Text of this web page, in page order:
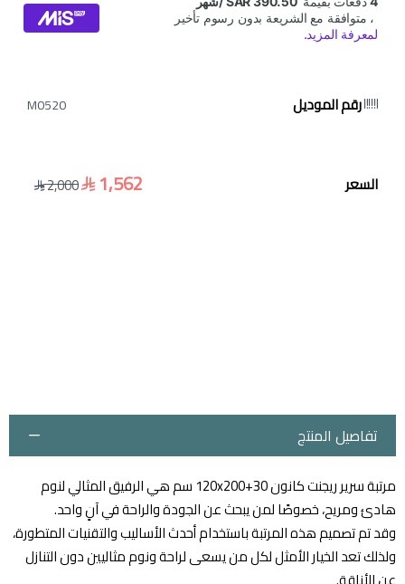
رقم الموديل M0520
السعر 1,562
2,000
تفاصيل المنتج
مرتبة سرير ريجنت كانون 120x200+30 سم هي الرفيق المثالي لنوم
هادئ ومريح، خصوصًا لمن يبحث عن الجودة والراحة في آنٍ واحد.
وقد تم تصميم هذه المرتبة باستخدام أحدث الأساليب والتقنيات المتطورة،
ولذلك تعد الخيار الأمثل لكل من يسعى لراحة ونوم مثاليين دون التنازل